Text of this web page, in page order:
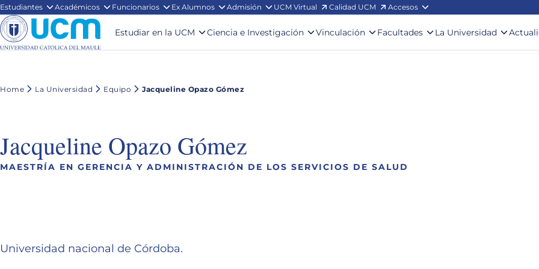
Estudiantes Académicos Funcionarios Ex Alumnos Admisión UCM Virtual Calidad UCM Accesos
Estudiar en la UCM Ciencia e Investigación Vinculación Facultades La Universidad
Home La Universidad Equipo Jacqueline Opazo Gómez
Jacqueline Opazo Gómez
MAESTRÍA EN GERENCIA Y ADMINISTRACIÓN DE LOS SERVICIOS DE SALUD
Universidad nacional de Córdoba.